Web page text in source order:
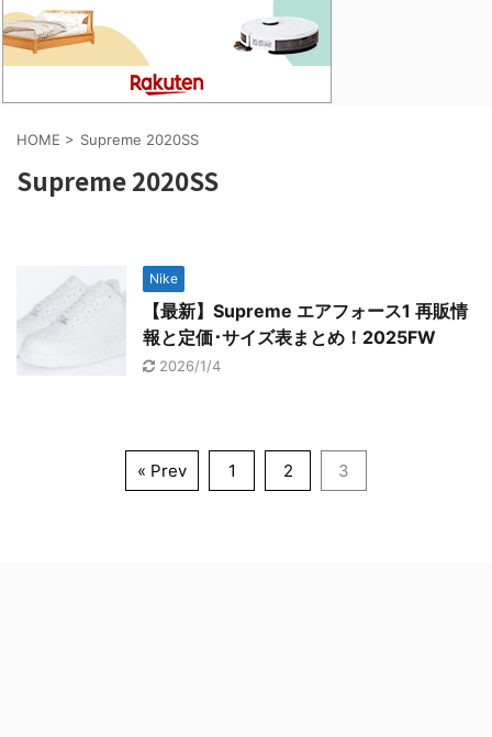
HOME > Supreme 2020SS
Supreme 2020SS
Nike
【最新】Supreme エアフォース1 再販情
報と定価･サイズ表まとめ！2025FW
2026/1/4
« Prev 1 2 3